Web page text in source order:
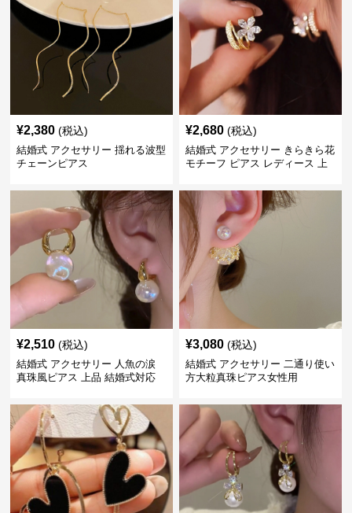
¥2,380 (税込)
結婚式 アクセサリー 揺れる波型
チェーンピアス
¥2,680 (税込)
結婚式 アクセサリー きらきら花
モチーフ ピアス レディース 上
¥2,510 (税込)
結婚式 アクセサリー 人魚の涙
真珠風ピアス 上品 結婚式対応
¥3,080 (税込)
結婚式 アクセサリー 二通り使い
方大粒真珠ピアス女性用